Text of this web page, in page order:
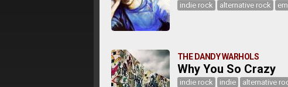
indie rock alternative rock
THE DANDY WARHOLS
Why You So Crazy
indie rock indie alternative